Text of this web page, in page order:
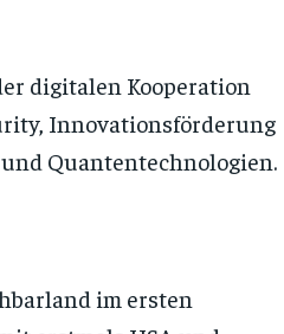
digitalen Kooperation
Innovationsförderung
Quantentechnologien.
im ersten